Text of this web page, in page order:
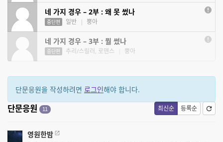
네 가지 경우 – 2부 : 왜 못 썼나
중단편 일반 | 뿡아
네 가지 경우 – 3부 : 뭘 썼나
중단편 추리/스릴러, 로맨스 뿡아
단문응원을 작성하려면 로그인해야 합니다.
최신순 등록순
단문응원 11
영원한밤